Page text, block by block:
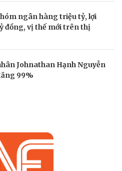
ngân hàng triệu tỷ, lợi
đồng, vị thế mới trên thị
Johnathan Hạnh Nguyễn
99%